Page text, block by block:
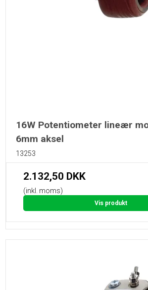
16W Potentiometer lineær
6mm aksel
13253
2.132,50 DKK
(inkl. moms)
Vis produkt